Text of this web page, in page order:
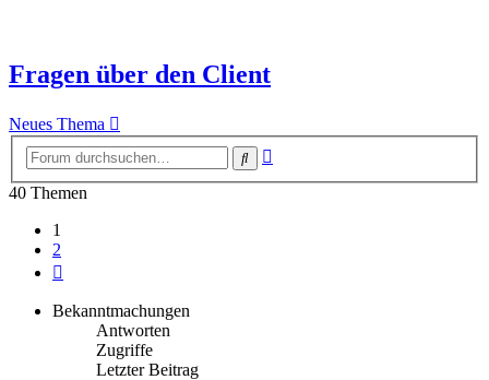
Fragen über den Client
Neues Thema
Suche
40 Themen
1
2
Bekanntmachungen
Antworten
Zugriffe
Letzter Beitrag